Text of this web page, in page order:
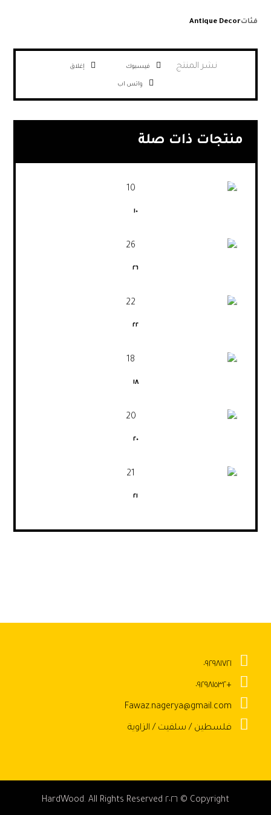
فئاتAntique Decor
فيسبوك إغلاق
واتس اب
منتجات ذات صلة
١٠
٢٦
٢٢
١٨
٢٠
٢١
٠٩٢٩٨١٧٢١
+٠٩٢٩٨١٥٣٢
Fawaz.nagerya@gmail.com
فلسطين / سلفيت / الزاوية
Copyright © ٢٠٢٦ HardWood. All Rights Reserved